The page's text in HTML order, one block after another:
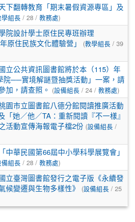
下翻轉教育「期末暑假資源專區」及
學組長 / 28 / 教務處)
院設計學士原住民專班辦理
原住民族文化體驗營」
(教學組長 / 39
立公共資訊圖書館將於本（115）年
院──實境解謎暨抽獎活動」一案，請
加，請查照。
(設備組長 / 24 / 教務處)
園市立圖書館八德分館閱讀推廣活動
「她／他／TA：重新閱讀『不一樣』
活動宣傳海報電子檔2份 (設備組長 /
中華民國第66屆中小學科學展覽會」
備組長 / 28 / 教務處)
立臺灣圖書館發行之電子版《永續發
候變遷與生物多樣性》
(設備組長 / 25